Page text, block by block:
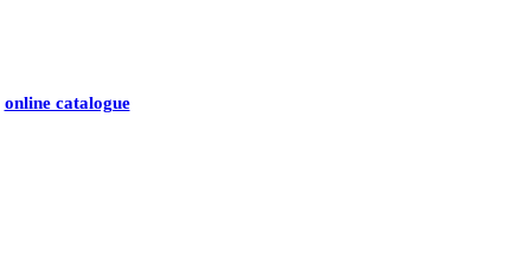
online catalogue